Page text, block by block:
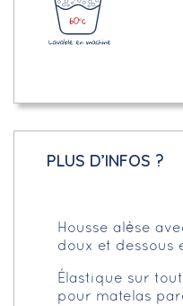
PLUS D’INFOS ?
Housse alèse
doux et dessous
Élastique sur
pour matelas